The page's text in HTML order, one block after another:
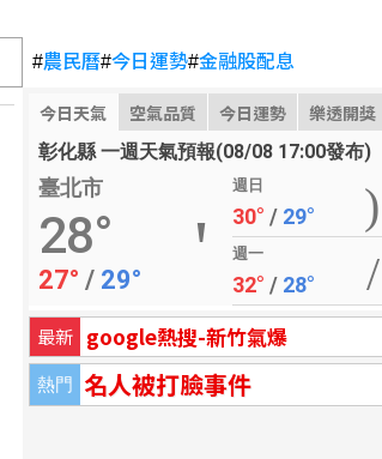
#農民曆#今日運勢#金融股配息
今日天氣 空氣品質 今日運勢 樂透開獎
彰化縣 一週天氣預報(08/08 17:00發布)
臺北市
28°
27° / 29°
週日
30° / 29°
週一
32° / 28°
最新 google熱搜-新竹氣爆
熱門 名人被打臉事件